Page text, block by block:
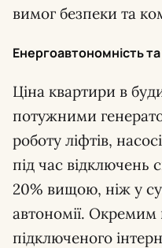
вимог безпеки та
Енергоавтономність та
Ціна квартири в
потужними
роботу ліфтів,
під час відключень
20% вищою, ніж у
автономії. Окремим
підключеного